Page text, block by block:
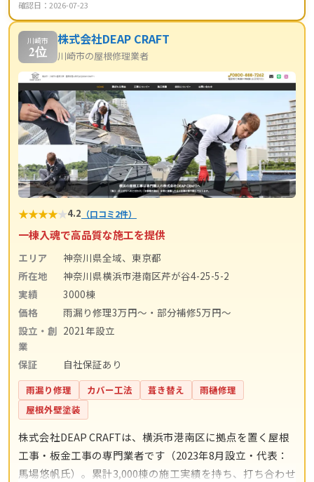
確認日：2026-07-23
川崎市
2位
株式会社DEAP CRAFT
川崎市の屋根修理業者
★★★★★4.2 （口コミ2件）
一棟入魂で高品質な施工を提供
エリア
神奈川県全域、東京都
所在地
神奈川県横浜市港南区芹が谷4-25-5-2
実績
3000棟
価格
雨漏り修理3万円〜・部分補修5万円〜
設立・創
業
2021年設立
保証 自社保証あり
雨漏り修理 カバー工法 葺き替え
雨樋修理
屋根外壁塗装
株式会社DEAP CRAFTは、横浜市港南区に拠点を置く屋根
工事・板金工事の専門業者です（2023年8月設立・代表：
馬場悠帆氏）。累計3,000棟の施工実績を持ち、打ち合わせ